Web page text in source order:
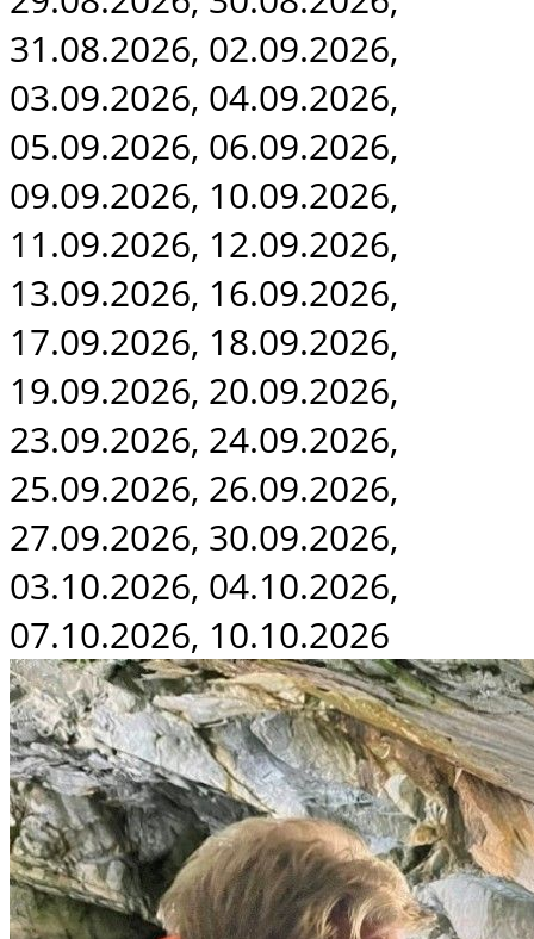
31.08.2026, 02.09.2026,
03.09.2026, 04.09.2026,
05.09.2026, 06.09.2026,
09.09.2026, 10.09.2026,
11.09.2026, 12.09.2026,
13.09.2026, 16.09.2026,
17.09.2026, 18.09.2026,
19.09.2026, 20.09.2026,
23.09.2026, 24.09.2026,
25.09.2026, 26.09.2026,
27.09.2026, 30.09.2026,
03.10.2026, 04.10.2026,
07.10.2026, 10.10.2026